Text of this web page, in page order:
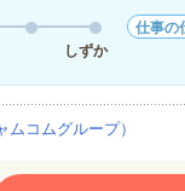
しずか
仕事の
コムグループ）